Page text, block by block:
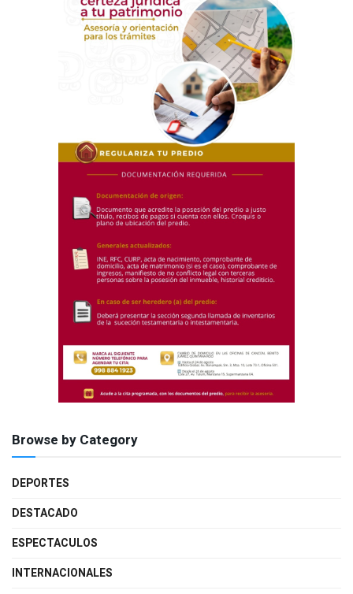
Browse by Category
DEPORTES
DESTACADO
ESPECTACULOS
INTERNACIONALES